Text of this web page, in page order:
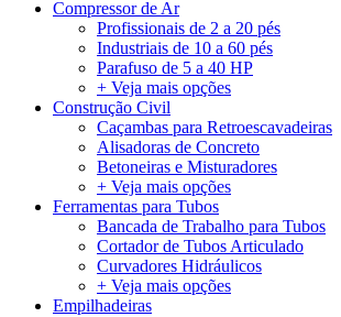
Compressor de Ar
Profissionais de 2 a 20 pés
Industriais de 10 a 60 pés
Parafuso de 5 a 40 HP
+ Veja mais opções
Construção Civil
Caçambas para Retroescavadeiras
Alisadoras de Concreto
Betoneiras e Misturadores
+ Veja mais opções
Ferramentas para Tubos
Bancada de Trabalho para Tubos
Cortador de Tubos Articulado
Curvadores Hidráulicos
+ Veja mais opções
Empilhadeiras